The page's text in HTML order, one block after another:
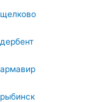
щелково
дербент
армавир
рыбинск